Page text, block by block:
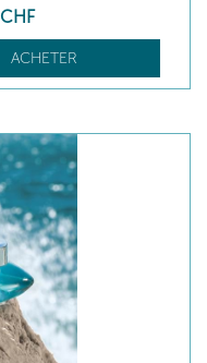
CHF
ACHETER